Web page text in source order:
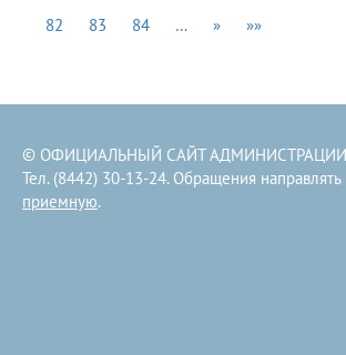
82
83 84 … » »»
© ОФИЦИАЛЬНЫЙ САЙТ АДМИНИСТРАЦИИ
Тел. (8442) 30-13-24. Обращения направлять
приемную.